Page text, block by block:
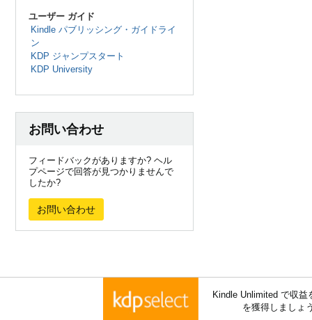
ユーザー ガイド
Kindle パブリッシング・ガイドライ
ン
KDP ジャンプスタート
KDP University
お問い合わせ
フィードバックがありますか? ヘル
プページで回答が見つかりませんで
したか?
お問い合わせ
Kindle Unlimited で収
を獲得しましょ